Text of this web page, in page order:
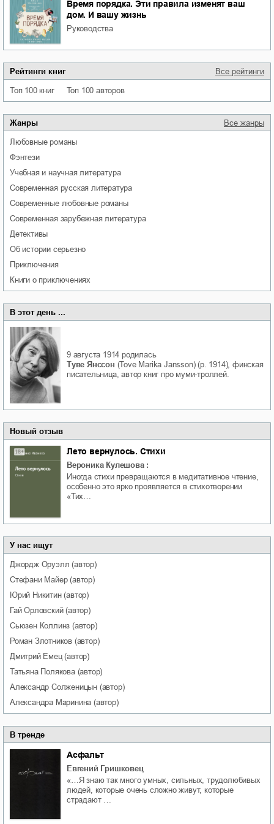
Время порядка. Эти правила изменят ваш
дом. И вашу жизнь
руководства
Рейтинги книг Все рейтинги
Топ 100 книг Топ 100 авторов
Жанры Все жанры
любовные романы
фэнтези
учебная и научная литература
современная русская литература
современные любовные романы
современная зарубежная литература
детективы
об истории серьезно
приключения
книги о приключениях
В этот день ...
9 августа 1914 родилась
Туве Янссон (Tove Marika Jansson) (р. 1914), финская
писательница, автор книг про муми-троллей.
Новый отзыв
Лето вернулось. Стихи
Вероника Кулешова :
Иногда стихи превращаются в медитативное чтение,
особенно это ярко проявляется в стихотворении
«Тих…
У нас ищут
Джордж Оруэлл (автор)
Стефани Майер(автор)
Юрий Никитин(автор)
Гай Орловский(автор)
Сьюзен Коллинз (автор)
Роман Злотников (автор)
Дмитрий Емец(автор)
Татьяна Полякова(автор)
Александр Солженицын (автор)
Александра Маринина (автор)
В тренде
Асфальт
Евгений Гришковец
«…Я знаю так много умных, сильных, трудолюбивых
людей, которые очень сложно живут, которые
страдают …